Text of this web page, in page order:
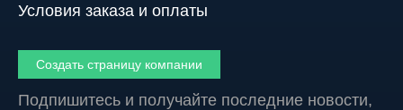
Условия заказа и оплаты
Создать страницу компании
Подпишитесь и получайте последние новости,